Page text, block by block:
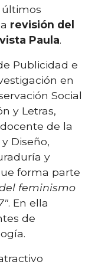
revisión del
Paula.
Publicidad e
en
Social
y Letras,
de la
Diseño,
y
forma parte
feminismo
. En ella
de